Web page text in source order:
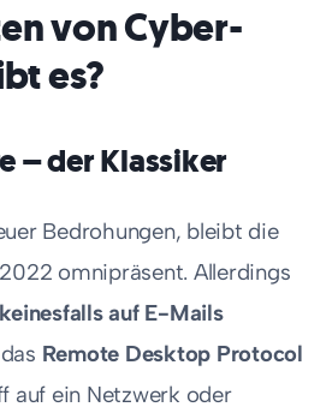
von Cyber-
es?
– der Klassiker
Bedrohungen, bleibt die
omnipräsent. Allerdings
keinesfalls auf E-Mails
Remote Desktop Protocol
auf ein Netzwerk oder